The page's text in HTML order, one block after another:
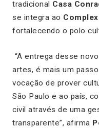
tradicional Casa
se integra ao
fortalecendo o polo
“A entrega desse
artes, é mais um
vocação de prover
São Paulo e ao país,
civil através de uma
transparente”, afirma